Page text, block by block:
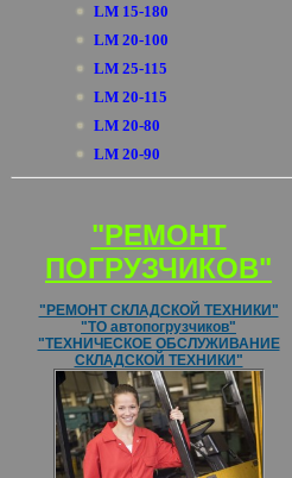
LM 15-180
LM 20-100
LM 25-115
LM 20-115
LM 20-80
LM 20-90
"РЕМОНТ
ПОГРУЗЧИКОВ"
"РЕМОНТ СКЛАДСКОЙ ТЕХНИКИ"
"ТО автопогрузчиков"
"ТЕХНИЧЕСКОЕ ОБСЛУЖИВАНИЕ
СКЛАДСКОЙ ТЕХНИКИ"